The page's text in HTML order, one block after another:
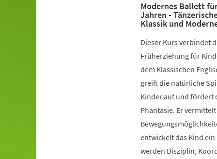
Modernes Ballett
Jahren -
Klassik und
Dieser Kurs verbindet
Früherziehung für
dem Klassischen
greift die natürliche
Kinder auf und fördert
Phantasie. Er
entwickelt das Kind
werden Disziplin,